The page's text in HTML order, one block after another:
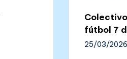
fútbol 7
25/03/2026